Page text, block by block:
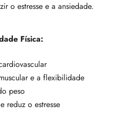
o estresse e a ansiedade.
Física:
e a flexibilidade
peso
reduz o estresse